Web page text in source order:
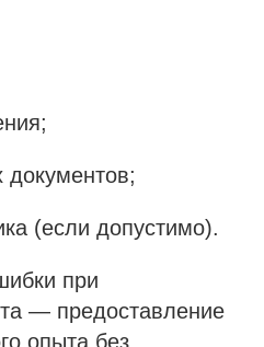
(если допустимо).
при
— предоставление
опыта без